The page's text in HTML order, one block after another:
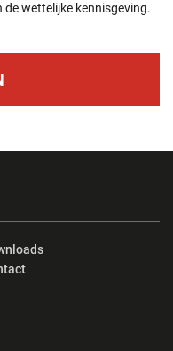
de wettelijke kennisgeving.